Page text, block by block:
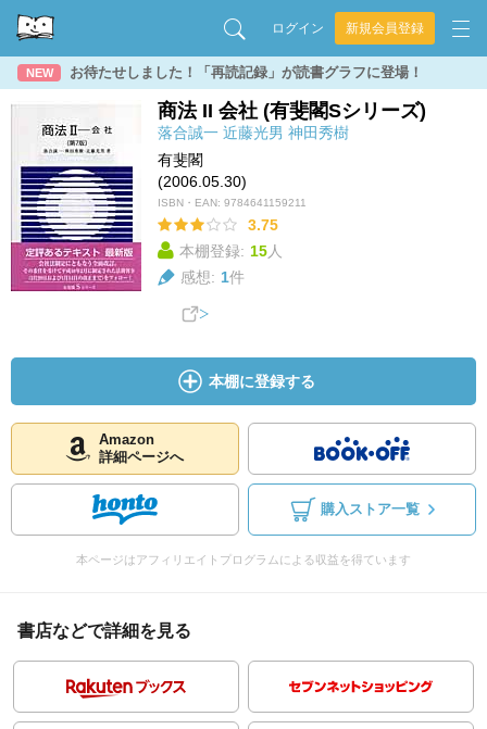
ログイン 新規会員登録
NEW お待たせしました！「再読記録」が読書グラフに登場！
商法 II 会社 (有斐閣Sシリーズ)
落合誠一 近藤光男 神田秀樹
有斐閣
(2006.05.30)
ISBN・EAN: 9784641159211
3.75
本棚登録: 15人
感想: 1件
本棚に登録する
Amazon
詳細ページへ
購入ストア一覧
本ページはアフィリエイトプログラムによる収益を得ています
書店などで詳細を見る